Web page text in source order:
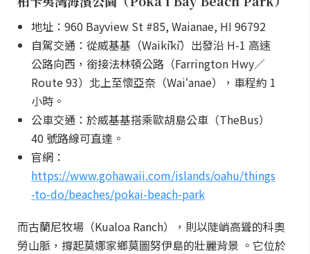
地址：960 Bayview St #85, Waianae, HI 96792
自駕交通：從威基基（Waikīkī）出發沿 H-1 高速
公路向西，銜接法林頓公路（Farrington Hwy／
Route 93）北上至懷亞奈（Waiʻanae），車程約 1
小時。
公車交通：於威基基搭乘歐胡島公車（TheBus）
40 號路線可直達。
官網：
https://www.gohawaii.com/islands/oahu/things
-to-do/beaches/pokai-beach-park
而古蘭尼牧場（Kualoa Ranch），則以陡峭高聳的科奧
勞山脈，撐起莫娜家鄉莫圖努伊島的壯麗背景 。它位於